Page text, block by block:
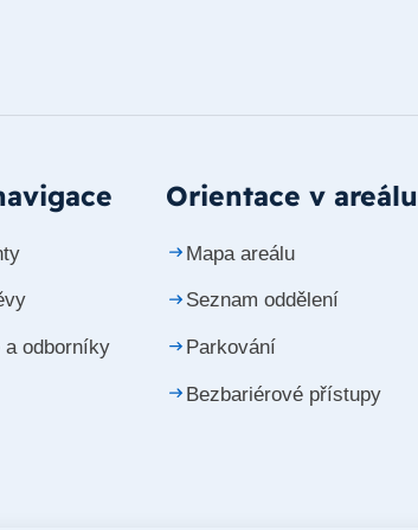
a odborníky
Orientace v areálu
Mapa areálu
Seznam oddělení
Parkování
Bezbariérové přístupy